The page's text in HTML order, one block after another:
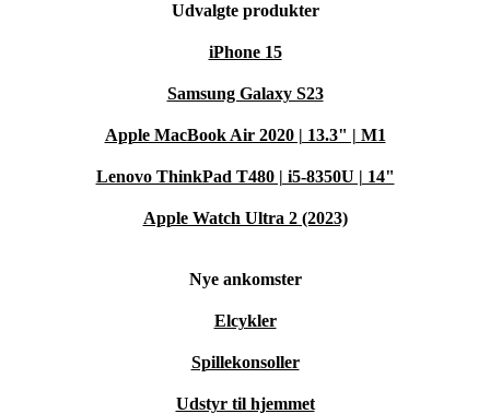
Udvalgte produkter
iPhone 15
Samsung Galaxy S23
Apple MacBook Air 2020 | 13.3" | M1
Lenovo ThinkPad T480 | i5-8350U | 14"
Apple Watch Ultra 2 (2023)
Nye ankomster
Elcykler
Spillekonsoller
Udstyr til hjemmet